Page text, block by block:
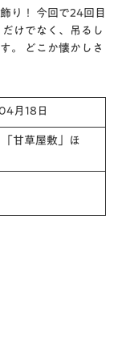
り！ 今回で24回目
けでなく、吊るし
。 どこか懐かしさ
月18日
甘草屋敷」ほ